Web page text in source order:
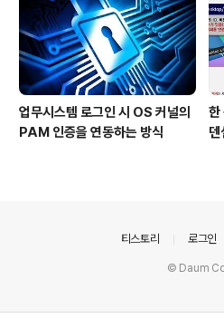
업무시스템 로그인 시 OS 커널의
PAM 인증을 연동하는 방식
한
티스토리 로그인
© Daum